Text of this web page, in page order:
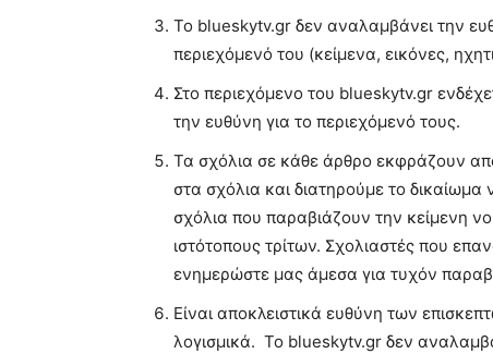
Το blueskytv.gr δεν αναλαμβάνει την
περιεχόμενό του (κείμενα, εικόνες,
Στο περιεχόμενο του blueskytv.gr
την ευθύνη για το περιεχόμενό τους.
Τα σχόλια σε κάθε άρθρο εκφράζουν
στα σχόλια και διατηρούμε το
σχόλια που παραβιάζουν την κείμενη
ιστότοπους τρίτων. Σχολιαστές που
ενημερώστε μας άμεσα για τυχόν
Είναι αποκλειστικά ευθύνη των
λογισμικά. Το blueskytv.gr δεν